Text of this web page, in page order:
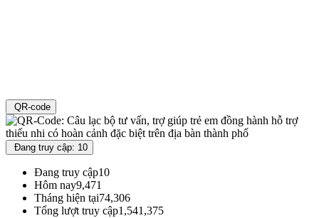
QR-code
Đang truy cập: 10
Đang truy cập10
Hôm nay9,471
Tháng hiện tại74,306
Tổng lượt truy cập1,541,375